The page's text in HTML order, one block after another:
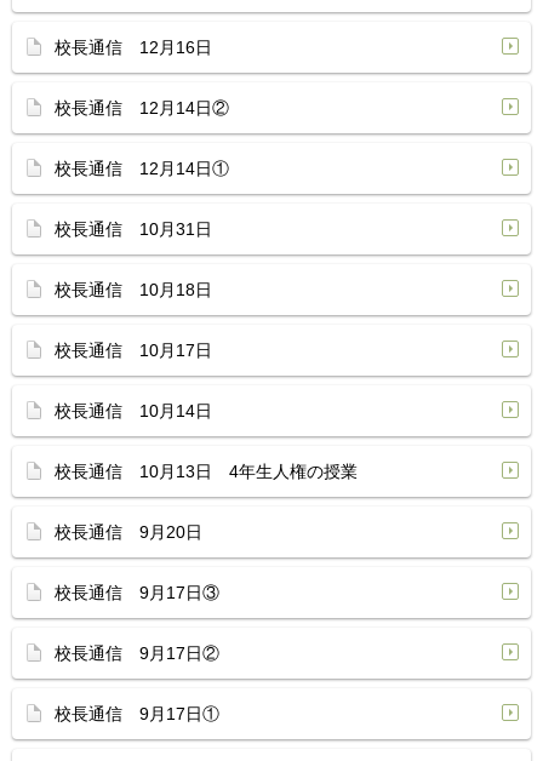
校長通信 12月16日
校長通信 12月14日②
校長通信 12月14日①
校長通信 10月31日
校長通信 10月18日
校長通信 10月17日
校長通信 10月14日
校長通信 10月13日 4年生人権の授業
校長通信 9月20日
校長通信 9月17日③
校長通信 9月17日②
校長通信 9月17日①